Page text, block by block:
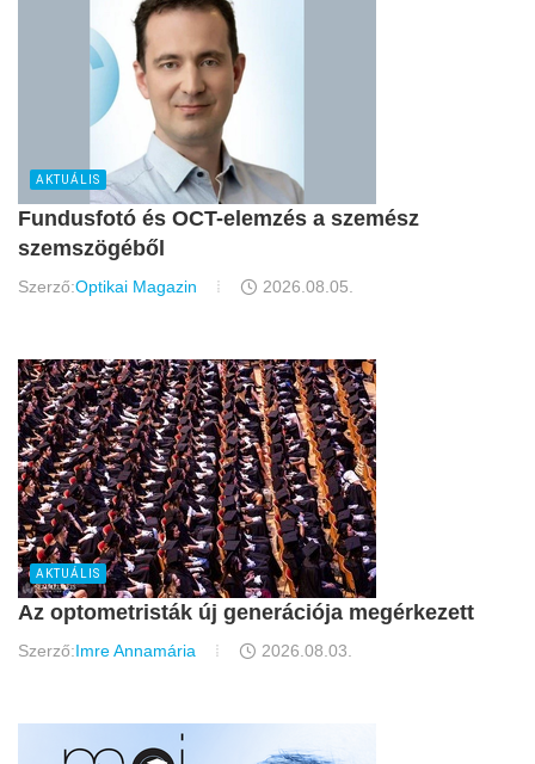
AKTUÁLIS
Fundusfotó és OCT-elemzés a szemész
szemszögéből
Szerző:Optikai Magazin 2026.08.05.
AKTUÁLIS
Az optometristák új generációja megérkezett
Szerző:Imre Annamária 2026.08.03.